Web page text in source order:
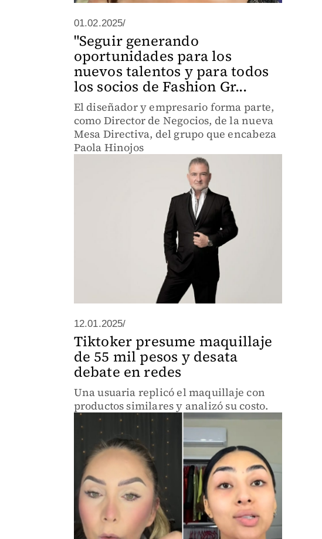
01.02.2025/
"Seguir generando
oportunidades para los
nuevos talentos y para todos
los socios de Fashion Gr...
El diseñador y empresario forma parte,
como Director de Negocios, de la nueva
Mesa Directiva, del grupo que encabeza
Paola Hinojos
12.01.2025/
Tiktoker presume maquillaje
de 55 mil pesos y desata
debate en redes
Una usuaria replicó el maquillaje con
productos similares y analizó su costo.